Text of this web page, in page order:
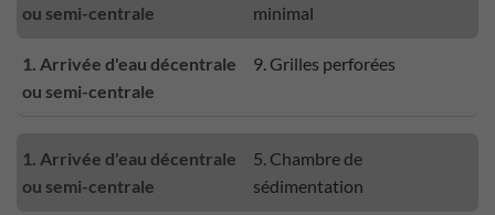
ou semi-centrale
minimal
1. Arrivée d'eau décentrale
ou semi-centrale
9. Grilles perforées
1. Arrivée d'eau décentrale
ou semi-centrale
5. Chambre de
sédimentation